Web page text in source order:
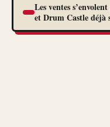
Les ventes
et Drum Castle déjà